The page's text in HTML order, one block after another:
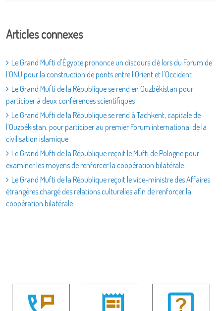
Articles connexes
Le Grand Mufti d'Égypte prononce un discours clé lors du Forum de
l'ONU pour la construction de ponts entre l'Orient et l'Occident
Le Grand Mufti de la République se rend en Ouzbékistan pour
participer à deux conférences scientifiques
Le Grand Mufti de la République se rend à Tachkent, capitale de
l’Ouzbékistan, pour participer au premier Forum international de la
civilisation islamique.
Le Grand Mufti de la République reçoit le Mufti de Pologne pour
examiner les moyens de renforcer la coopération bilatérale.
Le Grand Mufti de la République reçoit le vice-ministre des Affaires
étrangères chargé des relations culturelles afin de renforcer la
coopération bilatérale.